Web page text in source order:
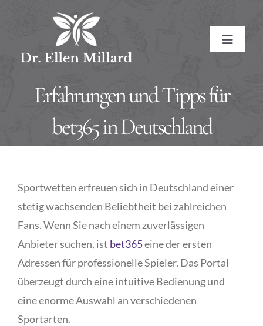
Toggle
ABOUT
Naturopathic Medicine
Conditions Treated
Treatment Methods
Treatment Pricing
RESOURCES
Affiliate Links
Meditations
Publicity
BOOK NOW
CONTACT
Erfahrungen und Tipps für
bet365 in Deutschland
Sportwetten erfreuen sich in Deutschland einer
stetig wachsenden Beliebtheit bei zahlreichen
Fans. Wenn Sie nach einem zuverlässigen
Anbieter suchen, ist bet365eine der ersten
Adressen für professionelle Spieler. Das Portal
überzeugt durch eine intuitive Bedienung und
eine enorme Auswahl an verschiedenen
Sportarten.